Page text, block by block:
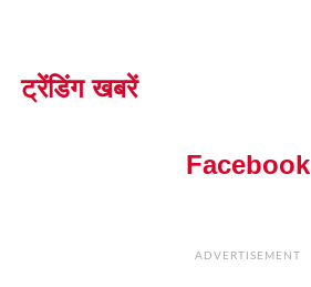
ट्रेंडिंग खबरें
Facebook
ADVERTISEMENT